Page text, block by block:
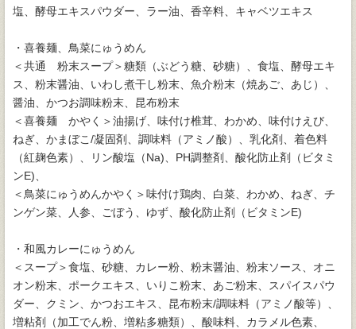
塩、酵母エキスパウダー、ラー油、香辛料、キャベツエキス
・喜養麺、鳥菜にゅうめん
＜共通 粉末スープ＞糖類（ぶどう糖、砂糖）、食塩、酵母エキ
ス、粉末醤油、いわし煮干し粉末、魚介粉末（焼あご、あじ）、
醤油、かつお調味粉末、昆布粉末
＜喜養麺 かやく＞油揚げ、味付け椎茸、わかめ、味付けえび、
ねぎ、かまぼこ/凝固剤、調味料（アミノ酸）、乳化剤、着色料
（紅麹色素）、リン酸塩（Na)、PH調整剤、酸化防止剤（ビタミ
ンE)、
＜鳥菜にゅうめんかやく＞味付け鶏肉、白菜、わかめ、ねぎ、チ
ンゲン菜、人参、ごぼう、ゆず、酸化防止剤（ビタミンE)
・和風カレーにゅうめん
＜スープ＞食塩、砂糖、カレー粉、粉末醤油、粉末ソース、オニ
オン粉末、ポークエキス、いりこ粉末、あご粉末、スパイスパウ
ダー、クミン、かつおエキス、昆布粉末/調味料（アミノ酸等）、
増粘剤（加工でん粉、増粘多糖類）、酸味料、カラメル色素、